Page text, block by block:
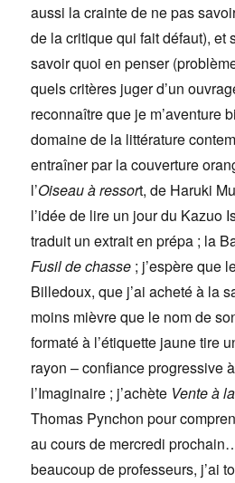
aussi la crainte de ne pas
de la critique qui fait défaut), et
savoir quoi en penser
quels critères juger d’un
reconnaître que je m’aventure
domaine de la littérature
entraîner par la couverture
l’Oiseau à ressort, de Haruki
l’idée de lire un jour du Kazuo
traduit un extrait en prépa ; la
Fusil de chasse ; j’espère que
Billedoux, que j’ai acheté à la
moins mièvre que le nom de
formaté à l’étiquette jaune tire
rayon – confiance progressive
l’Imaginaire ; j’achète Vente à
Thomas Pynchon pour
au cours de mercredi
beaucoup de professeurs, j’ai